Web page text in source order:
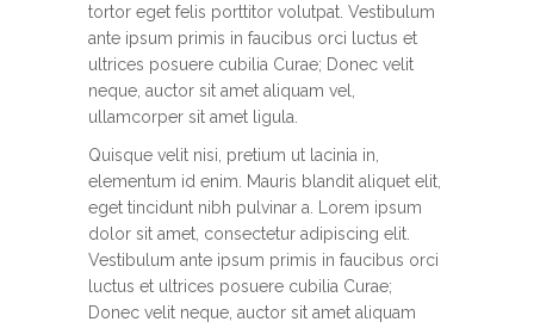
tortor eget felis porttitor volutpat. Vestibulum
ante ipsum primis in faucibus orci luctus et
ultrices posuere cubilia Curae; Donec velit
neque, auctor sit amet aliquam vel,
ullamcorper sit amet ligula.
Quisque velit nisi, pretium ut lacinia in,
elementum id enim. Mauris blandit aliquet elit,
eget tincidunt nibh pulvinar a. Lorem ipsum
dolor sit amet, consectetur adipiscing elit.
Vestibulum ante ipsum primis in faucibus orci
luctus et ultrices posuere cubilia Curae;
Donec velit neque, auctor sit amet aliquam